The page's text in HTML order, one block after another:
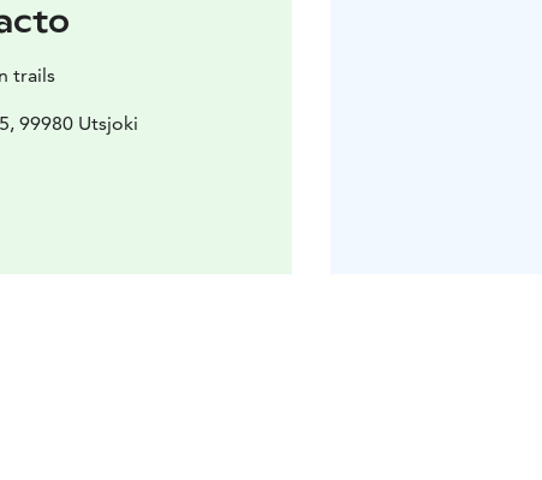
trails
99980 Utsjoki